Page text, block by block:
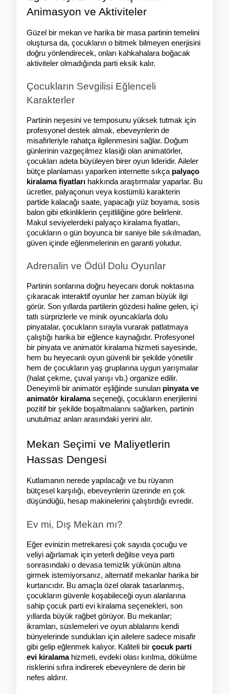
Animasyon ve Aktiviteler
Güzel bir mekan ve harika bir masa partinin temelini
oluştursa da, çocukların o bitmek bilmeyen enerjisini
doğru yönlendirecek, onları kahkahalara boğacak
aktiviteler olmadığında parti eksik kalır.
Çocukların Sevgilisi Eğlenceli
Karakterler
Partinin neşesini ve temposunu yüksek tutmak için
profesyonel destek almak, ebeveynlerin de
misafirleriyle rahatça ilgilenmesini sağlar. Doğum
günlerinin vazgeçilmez klasiği olan animatörler,
çocukları adeta büyüleyen birer oyun lideridir. Aileler
bütçe planlaması yaparken internette sıkça palyaço
kiralama fiyatları hakkında araştırmalar yaparlar. Bu
ücretler, palyaçonun veya kostümlü karakterin
partide kalacağı saate, yapacağı yüz boyama, sosis
balon gibi etkinliklerin çeşitliliğine göre belirlenir.
Makul seviyelerdeki palyaço kiralama fiyatları,
çocukların o gün boyunca bir saniye bile sıkılmadan,
güven içinde eğlenmelerinin en garanti yoludur.
Adrenalin ve Ödül Dolu Oyunlar
Partinin sonlarına doğru heyecanı doruk noktasına
çıkaracak interaktif oyunlar her zaman büyük ilgi
görür. Son yıllarda partilerin gözdesi haline gelen, içi
tatlı sürprizlerle ve minik oyuncaklarla dolu
pinyatalar, çocukların sırayla vurarak patlatmaya
çalıştığı harika bir eğlence kaynağıdır. Profesyonel
bir pinyata ve animatör kiralama hizmeti sayesinde,
hem bu heyecanlı oyun güvenli bir şekilde yönetilir
hem de çocukların yaş gruplarına uygun yarışmalar
(halat çekme, çuval yarışı vb.) organize edilir.
Deneyimli bir animatör eşliğinde sunulan pinyata ve
animatör kiralama seçeneği, çocukların enerjilerini
pozitif bir şekilde boşaltmalarını sağlarken, partinin
unutulmaz anları arasındaki yerini alır.
Mekan Seçimi ve Maliyetlerin
Hassas Dengesi
Kutlamanın nerede yapılacağı ve bu rüyanın
bütçesel karşılığı, ebeveynlerin üzerinde en çok
düşündüğü, hesap makinelerini çalıştırdığı evredir.
Ev mi, Dış Mekan mı?
Eğer evinizin metrekaresi çok sayıda çocuğu ve
veliyi ağırlamak için yeterli değilse veya parti
sonrasındaki o devasa temizlik yükünün altına
girmek istemiyorsanız, alternatif mekanlar harika bir
kurtarıcıdır. Bu amaçla özel olarak tasarlanmış,
çocukların güvenle koşabileceği oyun alanlarına
sahip çocuk parti evi kiralama seçenekleri, son
yıllarda büyük rağbet görüyor. Bu mekanlar;
ikramları, süslemeleri ve oyun ablalarını kendi
bünyelerinde sundukları için ailelere sadece misafir
gibi gelip eğlenmek kalıyor. Kaliteli bir çocuk parti
evi kiralama hizmeti, evdeki olası kırılma, dökülme
risklerini sıfıra indirerek ebeveynlere de derin bir
nefes aldırır.